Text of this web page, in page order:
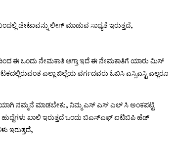
ಡೇಟಾವನ್ನು ಲೀಗ್ ಮಾಡುವ ಸಾಧ್ಯತೆ ಇರುತ್ತದೆ,
ಈ ಒಂದು ನೇಮಕಾತಿ ಆಗ್ತಾ ಇದೆ ಈ ನೇಮಕಾತಿಗೆ ಯಾರು ಮಿಸ್
ಎಲ್ಲಾ ಜಿಲ್ಲೆಯ ವರ್ಗದವರು ಓಬಿಸಿ ಎಸ್ಸಿಎಸ್ಟಿ ಎಲ್ಲರೂ
ನಮ್ಮನೆ ಮಾಡಬೇಕು, ನಿಮ್ಮ ಎಸ್ ಎಸ್ ಎಲ್ ಸಿ ಅಂಕಪಟ್ಟಿ
ಖಾಲಿ ಇರುತ್ತದೆ ಒಂದು ಬಿಎಸ್ಎಫ್ ಐಟಿಬಿಪಿ ಹೆಡ್
ಇರುತ್ತದೆ,